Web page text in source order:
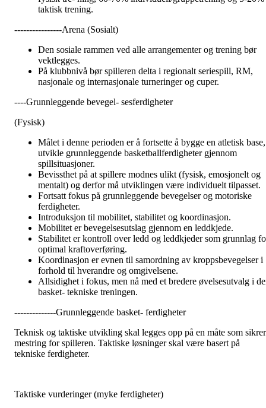
taktisk trening.
----------------Arena (Sosialt)
Den sosiale rammen ved alle arrangementer og trening bør
vektlegges.
På klubbnivå bør spilleren delta i regionalt seriespill, RM,
nasjonale og internasjonale turneringer og cuper.
----Grunnleggende bevegel- sesferdigheter
(Fysisk)
Målet i denne perioden er å fortsette å bygge en atletisk base,
utvikle grunnleggende basketballferdigheter gjennom
spillsituasjoner.
Bevissthet på at spillere modnes ulikt (fysisk, emosjonelt og
mentalt) og derfor må utviklingen være individuelt tilpasset.
Fortsatt fokus på grunnleggende bevegelser og motoriske
ferdigheter.
Introduksjon til mobilitet, stabilitet og koordinasjon.
Mobilitet er bevegelsesutslag gjennom en leddkjede.
Stabilitet er kontroll over ledd og leddkjeder som grunnlag
optimal kraftoverføring.
Koordinasjon er evnen til samordning av kroppsbevegelser i
forhold til hverandre og omgivelsene.
Allsidighet i fokus, men nå med et bredere øvelsesutvalg i
basket- tekniske treningen.
--------------Grunnleggende basket- ferdigheter
Teknisk og taktiske utvikling skal legges opp på en måte som sikrer
mestring for spilleren. Taktiske løsninger skal være basert på
tekniske ferdigheter.
Taktiske vurderinger (myke ferdigheter)